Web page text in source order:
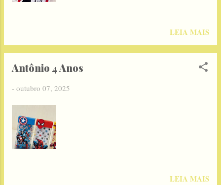
LEIA MAIS
Antônio 4 Anos
- outubro 07, 2025
LEIA MAIS